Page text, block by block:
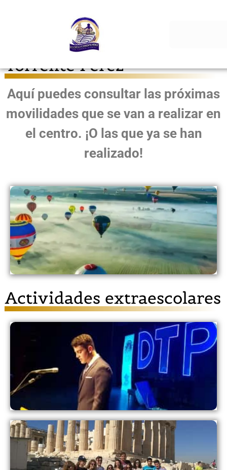
Movilidades IES Diego
Torrente Pérez
Aquí puedes consultar las próximas
movilidades que se van a realizar en
el centro. ¡O las que ya se han
realizado!
Actividades extraescolares
Graduaciones